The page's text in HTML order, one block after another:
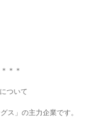
＊＊
ついて
ス」の主力企業です。